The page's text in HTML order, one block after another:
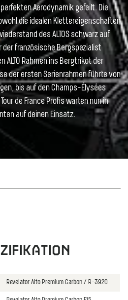
Aerodynamik gefeilt. Die
die idealen Klettereigenschaften
des ALTOS schwarz auf
der französische Bergspezialist
ALTO Rahmen ins Bergtrikot der
der ersten Serienrahmen führte von
bis auf den Champs-Élysées
de France Profis warten nun in
auf deinen Einsatz.
Revelator Alto Premium Carbon / R-3920